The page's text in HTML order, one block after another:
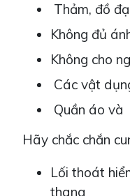
Thảm, đồ
Không đủ
Không cho
Các vật
Quần áo và
Hãy chắc chắn
Lối thoát
thang